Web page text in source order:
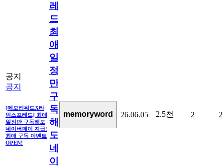
공지
공지
[메모리워드X타
임스프레드] 최애
일정만 구독해도
네이버페이 지급!
최애 구독 이벤트
OPEN!
레
드]
최
애
일
정
만
구
독
해
도
네
이
memoryword 26.06.05 2.5천 2 2